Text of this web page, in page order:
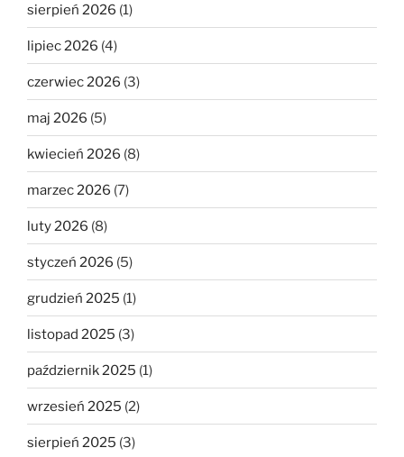
sierpień 2026 (1)
lipiec 2026 (4)
czerwiec 2026 (3)
maj 2026 (5)
kwiecień 2026 (8)
marzec 2026 (7)
luty 2026 (8)
styczeń 2026 (5)
grudzień 2025 (1)
listopad 2025 (3)
październik 2025 (1)
wrzesień 2025 (2)
sierpień 2025 (3)